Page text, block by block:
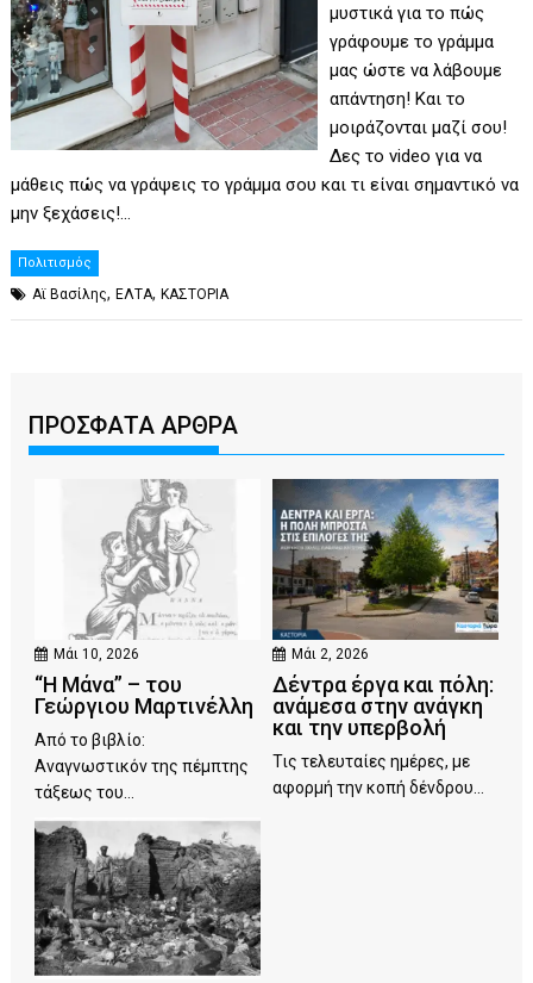
μυστικά για το πώς
γράφουμε το γράμμα
μας ώστε να λάβουμε
απάντηση! Και το
μοιράζονται μαζί σου!
Δες το video για να
μάθεις πώς να γράψεις το γράμμα σου και τι είναι σημαντικό να
μην ξεχάσεις!…
Πολιτισμός
Αϊ Βασίλης,ΕΛΤΑ,ΚΑΣΤΟΡΙΑ
ΠΡΟΣΦΑΤΑ ΑΡΘΡΑ
Μάι 10, 2026
“Η Μάνα” – του
Γεώργιου Μαρτινέλλη
Από το βιβλίο:
Αναγνωστικόν της πέμπτης
τάξεως του...
Μάι 2, 2026
Δέντρα έργα και πόλη:
ανάμεσα στην ανάγκη
και την υπερβολή
Τις τελευταίες ημέρες, με
αφορμή την κοπή δένδρου...